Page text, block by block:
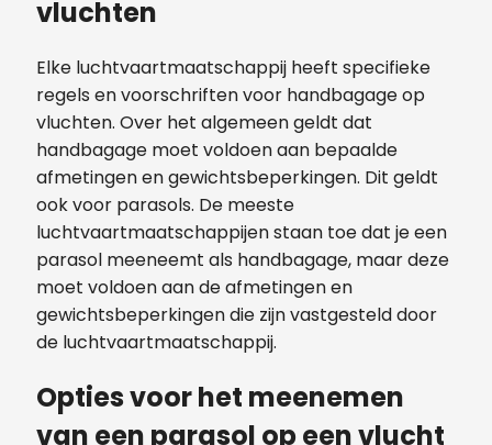
vluchten
Elke luchtvaartmaatschappij heeft specifieke
regels en voorschriften voor handbagage op
vluchten. Over het algemeen geldt dat
handbagage moet voldoen aan bepaalde
afmetingen en gewichtsbeperkingen. Dit geldt
ook voor parasols. De meeste
luchtvaartmaatschappijen staan toe dat je een
parasol meeneemt als handbagage, maar deze
moet voldoen aan de afmetingen en
gewichtsbeperkingen die zijn vastgesteld door
de luchtvaartmaatschappij.
Opties voor het meenemen
van een parasol op een vlucht